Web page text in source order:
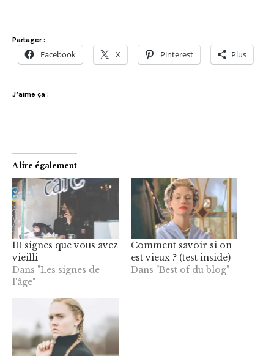
Partager :
Facebook X Pinterest Plus
J’aime ça :
A lire également
10 signes que vous avez
vieilli
Dans "Les signes de
l'âge"
Comment savoir si on
est vieux ? (test inside)
Dans "Best of du blog"